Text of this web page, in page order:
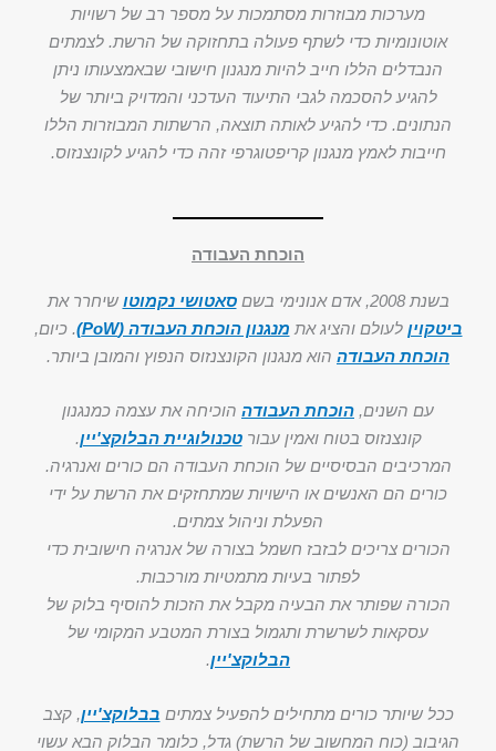
מערכות מבוזרות מסתמכות על מספר רב של רשויות
אוטונומיות כדי לשתף פעולה בתחזוקה של הרשת. לצמתים
הנבדלים הללו חייב להיות מנגנון חישובי שבאמצעותו ניתן
להגיע להסכמה לגבי התיעוד העדכני והמדויק ביותר של
הנתונים. כדי להגיע לאותה תוצאה, הרשתות המבוזרות הללו
חייבות לאמץ מנגנון קריפטוגרפי זהה כדי להגיע לקונצנזוס.
הוכחת העבודה
בשנת 2008, אדם אנונימי בשם סאטושי נקמוטו שיחרר את
ביטקוין לעולם והציג את מנגנון הוכחת העבודה (PoW)
. כיום,
הוכחת העבודה הוא מנגנון הקונצנזוס הנפוץ והמובן ביותר.
עם השנים, הוכחת העבודה הוכיחה את עצמה כמנגנון
קונצנזוס בטוח ואמין עבורטכנולוגיית הבלוקצ'יין.
המרכיבים הבסיסיים של הוכחת העבודה הם כורים ואנרגיה.
כורים הם האנשים או הישויות שמתחזקים את הרשת על ידי
הפעלת וניהול צמתים.
הכורים צריכים לבזבז חשמל בצורה של אנרגיה חישובית כדי
לפתור בעיות מתמטיות מורכבות.
הכורה שפותר את הבעיה מקבל את הזכות להוסיף בלוק של
עסקאות לשרשרת ותגמול בצורת המטבע המקומי של
הבלוקצ'יין.
ככל שיותר כורים מתחילים להפעיל צמתים בבלוקצ'יין, קצב
הגיבוב (כוח המחשוב של הרשת) גדל, כלומר הבלוק הבא עשוי